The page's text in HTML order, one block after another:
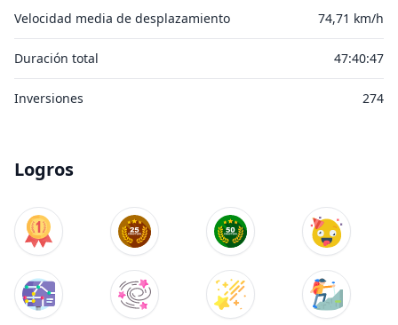
Velocidad media de desplazamiento 74,71 km/h
Duración total 47:40:47
Inversiones 274
Logros